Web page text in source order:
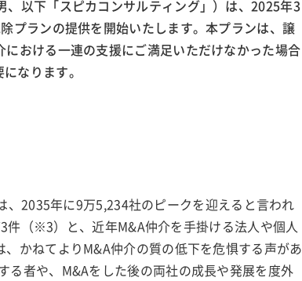
以下「スピカコンサルティング」）は、2025年3
プランの提供を開始いたします。本プランは、譲
おける一連の支援にご満足いただけなかった場合
なります。
2035年に9万5,234社のピークを迎えると言われ
（※3）と、近年M&A仲介を手掛ける法人や個人
かねてよりM&A仲介の質の低下を危惧する声があ
る者や、M&Aをした後の両社の成長や発展を度外